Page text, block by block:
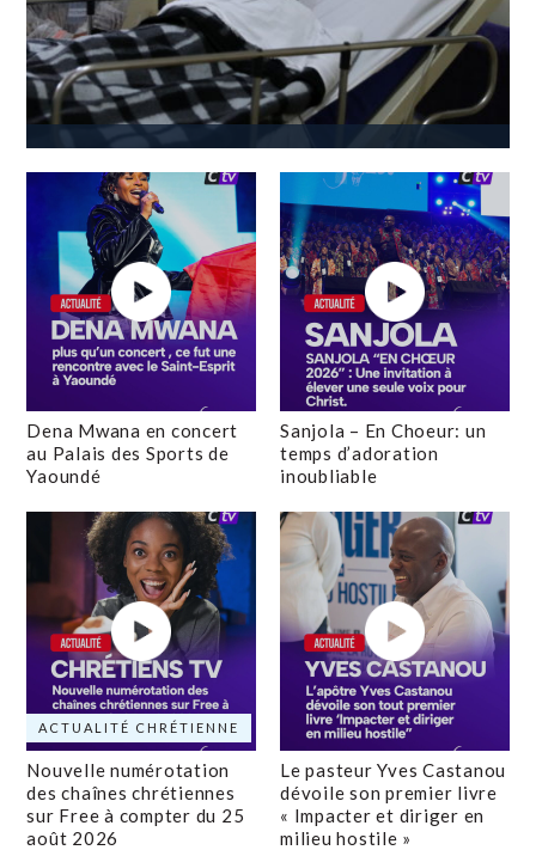
Dena Mwana en concert
au Palais des Sports de
Yaoundé
Sanjola – En Choeur: un
temps d’adoration
inoubliable
ACTUALITÉ CHRÉTIENNE
Nouvelle numérotation
des chaînes chrétiennes
sur Free à compter du 25
août 2026
Le pasteur Yves Castanou
dévoile son premier livre
« Impacter et diriger en
milieu hostile »